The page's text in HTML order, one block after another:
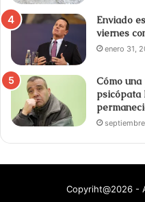
Enviado
viernes
enero 31,
Cómo
psicópata
Copyriht@2026 -